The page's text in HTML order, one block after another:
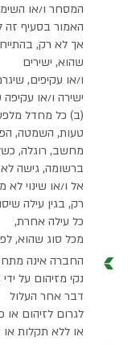
המסחר ו/או
האמור בסעיף זה
אך לא רק,
שהוא, ישירים
ו/או עקיפים,
ישירה ו/או
(ב) כל מחדל
טעות, השמטה,
מחשב, רוגלה,
ברשומה, גישה
אל ו/או שינוי
רק, בגין עילה
כל עילה אחרת,
מכל סוג שהוא,
החברה אינה
נקי מזיהום על
דבר אחר העלול
לגרום לזיהום
או ללא תקלות או